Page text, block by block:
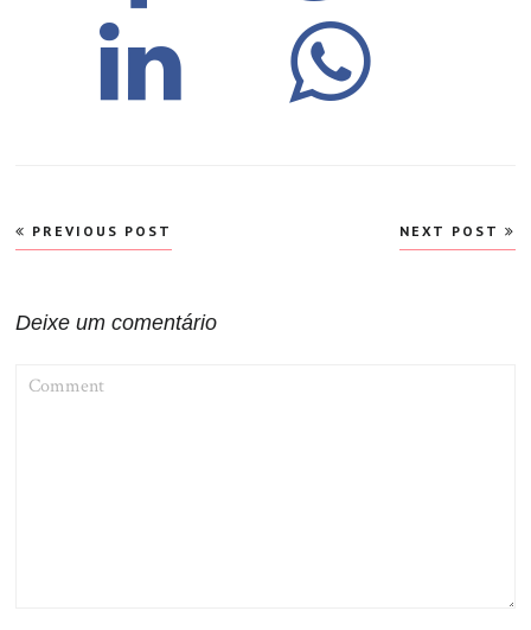
Navegação
de
PREVIOUS POST NEXT POST
Deixe um comentário